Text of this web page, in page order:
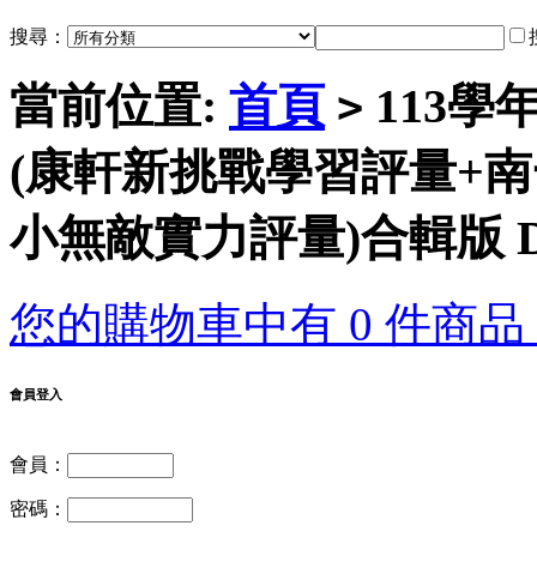
搜尋：
當前位置: 首頁 > 113學
(康軒新挑戰學習評量+
小無敵實力評量)合輯版
您的購物車中有 0 件商
會員登入
會員：
密碼：